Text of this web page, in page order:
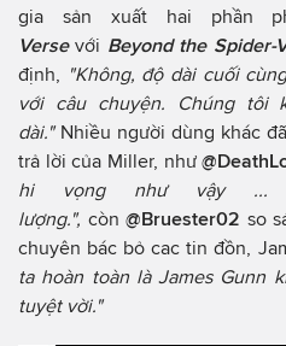
gia sản xuất hai phần
Versevới Beyond the Spider-
định,
"Không, độ dài cuối
với câu chuyện. Chúng tôi
dài." Nhiều người dùng khác
trả lời của Miller, như
hi vọng như vậy ...
lượng.", còn@Bruester02 so
chuyên bác bỏ cac tin đồn,
ta hoàn toàn là James Gunn
tuyệt vời."